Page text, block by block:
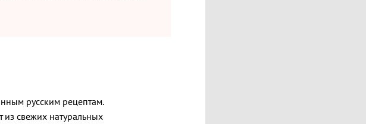
русским рецептам.
из свежих натуральных